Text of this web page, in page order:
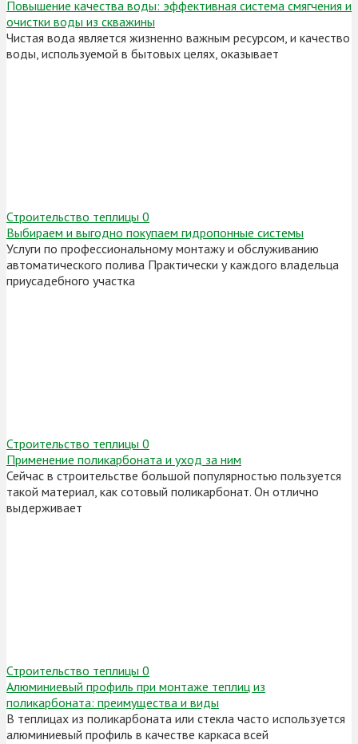
Повышение качества воды: эффективная система смягчения и
очистки воды из скважины
Чистая вода является жизненно важным ресурсом, и качество
воды, используемой в бытовых целях, оказывает
Строительство теплицы 0
Выбираем и выгодно покупаем гидропонные системы
Услуги по профессиональному монтажу и обслуживанию
автоматического полива Практически у каждого владельца
приусадебного участка
Строительство теплицы 0
Применение поликарбоната и уход за ним
Сейчас в строительстве большой популярностью пользуется
такой материал, как сотовый поликарбонат. Он отлично
выдерживает
Строительство теплицы 0
Алюминиевый профиль при монтаже теплиц из
поликарбоната: преимущества и виды
В теплицах из поликарбоната или стекла часто используется
алюминиевый профиль в качестве каркаса всей